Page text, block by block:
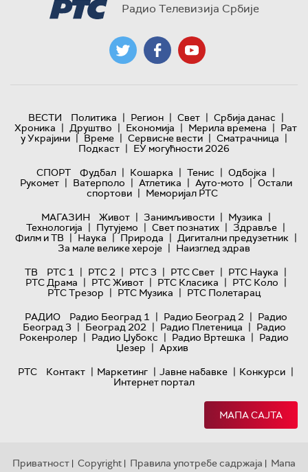
Радио Телевизија Србије
ВЕСТИ Политика | Регион | Свет | Србија данас |
Хроника | Друштво | Економија | Мерила времена | Рат
у Украјини | Време | Сервисне вести | Сматрачница |
Подкаст | ЕУ могућности 2026
СПОРТ
Фудбал | Кошарка | Тенис | Одбојка |
Рукомет | Ватерполо | Атлетика | Ауто-мото | Остали
спортови | Меморијал РТС
МАГАЗИН
Живот | Занимљивости | Музика |
Технологијa | Путујемо | Свет познатих | Здравље |
Филм и ТВ | Наука | Природа | Дигитални предузетник |
За мале велике хероје | Наизглед здрав
ТВ
РТС 1 | РТС 2 | РТС 3 | РТС Свет | РТС Наука |
РТС Драма | РТС Живот | РТС Класика | РТС Коло |
РТС Трезор | РТС Музика | РТС Полетарац
РАДИО
Радио Београд 1 | Радио Београд 2 | Радио
Београд 3 | Београд 202 | Радио Плетеница | Радио
Рокенролер | Радио Џубокс | Радио Вртешка | Радио
Џезер | Архив
РТС
Контакт | Маркетинг | Јавне набавке | Конкурси |
Интернет портал
МАПА САЈТА
Приватност | Copyright | Правила употребе садржаја | Мапа